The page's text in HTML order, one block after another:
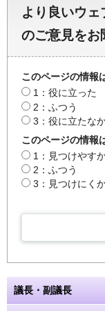
より良いウェ
のご意見をお
このページの情報
1：役に立った
2：ふつう
3：役に立たな
このページの情報
1：見つけやす
2：ふつう
3：見つけにく
議長・副議長